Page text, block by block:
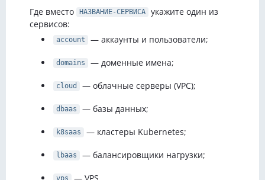
Где вместо НАЗВАНИЕ-СЕРВИСА
укажите один из
сервисов:
account — аккаунты и пользователи;
domains — доменные имена;
cloud — облачные серверы (VPC);
dbaas — базы данных;
k8saas — кластеры Kubernetes;
lbaas — балансировщики нагрузки;
— VPS.